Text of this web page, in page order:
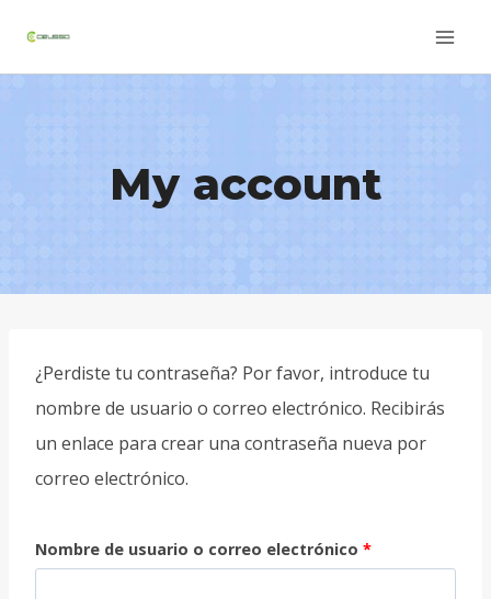
My account
¿Perdiste tu contraseña? Por favor, introduce tu
nombre de usuario o correo electrónico. Recibirás
un enlace para crear una contraseña nueva por
correo electrónico.
Nombre de usuario o correo electrónico *O